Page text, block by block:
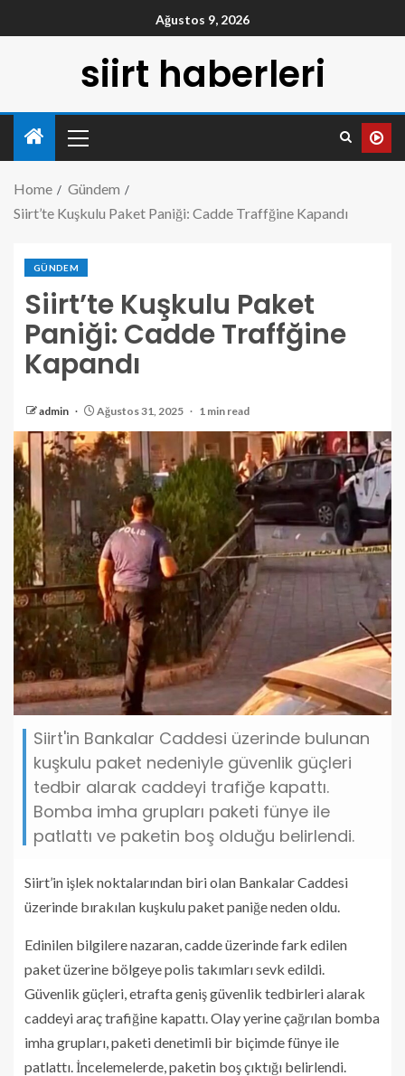
Ağustos 9, 2026
siirt haberleri
Home
Gündem
Siirt’te Kuşkulu Paket Paniği: Cadde Traffğine Kapandı
GÜNDEM
Siirt’te Kuşkulu Paket
Paniği: Cadde Traffğine
Kapandı
admin Ağustos 31, 2025 1 min read
Siirt'in Bankalar Caddesi üzerinde bulunan
kuşkulu paket nedeniyle güvenlik güçleri
tedbir alarak caddeyi trafiğe kapattı.
Bomba imha grupları paketi fünye ile
patlattı ve paketin boş olduğu belirlendi.
Siirt’in işlek noktalarından biri olan Bankalar Caddesi
üzerinde bırakılan kuşkulu paket paniğe neden oldu.
Edinilen bilgilere nazaran, cadde üzerinde fark edilen
paket üzerine bölgeye polis takımları sevk edildi.
Güvenlik güçleri, etrafta geniş güvenlik tedbirleri alarak
caddeyi araç trafiğine kapattı. Olay yerine çağrılan bomba
imha grupları, paketi denetimli bir biçimde fünye ile
patlattı. İncelemelerde, paketin boş çıktığı belirlendi.